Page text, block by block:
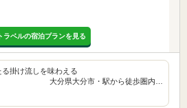
ラベルの宿泊プランを見る
然たる掛け流しを味わえる
分市・駅から徒歩圏内…